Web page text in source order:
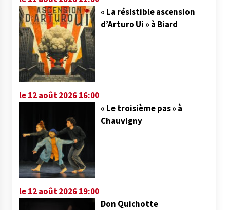
« La résistible ascension
d’Arturo Ui » à Biard
le 12 août 2026 16:00
« Le troisième pas » à
Chauvigny
le 12 août 2026 19:00
Don Quichotte